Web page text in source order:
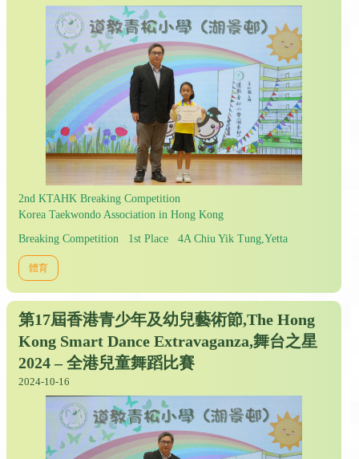
2nd KTAHK Breaking Competition
Korea Taekwondo Association in Hong Kong
Breaking Competition 1st Place 4A Chiu Yik Tung,Yetta
體育
第17屆香港青少年及幼兒藝術節,The Hong
Kong Smart Dance Extravaganza,舞台之星
2024 – 全港兒童舞蹈比賽
2024-10-16